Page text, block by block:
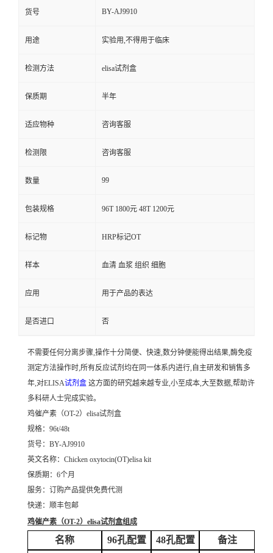
货号 BY-AJ9910
用途 实验用,不得用于临床
检测方法 elisa试剂盒
保质期 半年
适应物种 咨询客服
检测限 咨询客服
数量 99
包装规格 96T 1800元 48T 1200元
标记物 HRP标记OT
样本 血清 血浆 组织 细胞
应用 用于产品的表达
是否进口 否
不需要任何分离步骤,操作十分简便、快速,数分钟便能得出结果,酶免疫
测定方法操作时,所有反应试剂均在同一体系内进行,自主研发和销售多
年,对ELISA试剂盒 这方面的研究越来越专业,小至成本,大至数据,帮助许
多科研人士完成实验。
鸡催产素（OT-2）elisa试剂盒
规格：96t/48t
货号：BY-AJ9910
英文名称： Chicken oxytocin(OT)elisa kit
保质期：6个月
服务：订购产品提供免费代测
快递：顺丰包邮
鸡催产素（OT-2）elisa试剂盒组成
名称 96孔配置 48孔配置 备注